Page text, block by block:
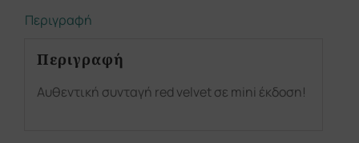
Περιγραφή
Περιγραφή
Αυθεντική συνταγή red velvet σε mini έκδοση!